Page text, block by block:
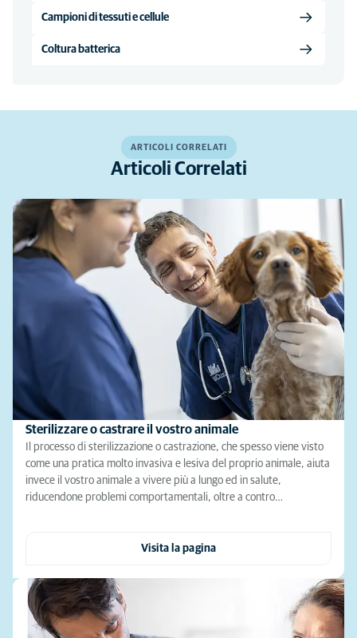
Campioni di tessuti e cellule
Coltura batterica
ARTICOLI CORRELATI
Articoli Correlati
Sterilizzare o castrare il vostro animale
Il processo di sterilizzazione o castrazione, che spesso viene visto
come una pratica molto invasiva e lesiva del proprio animale, aiuta
invece il vostro animale a vivere più a lungo ed in salute,
riducendone problemi comportamentali, oltre a contro…
Visita la pagina